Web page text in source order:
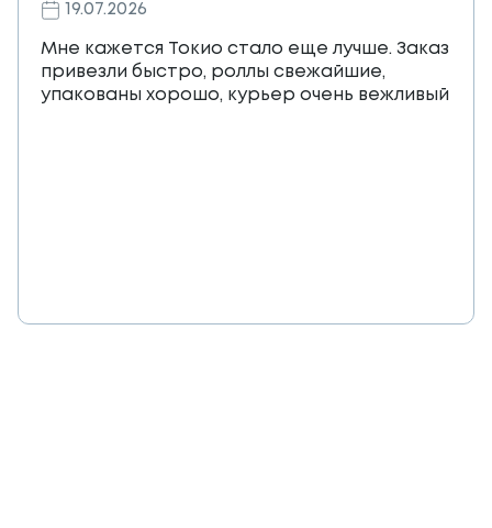
19.07.2026
Мне кажется Токио стало еще лучше. Заказ
привезли быстро, роллы свежайшие,
упакованы хорошо, курьер очень вежливый